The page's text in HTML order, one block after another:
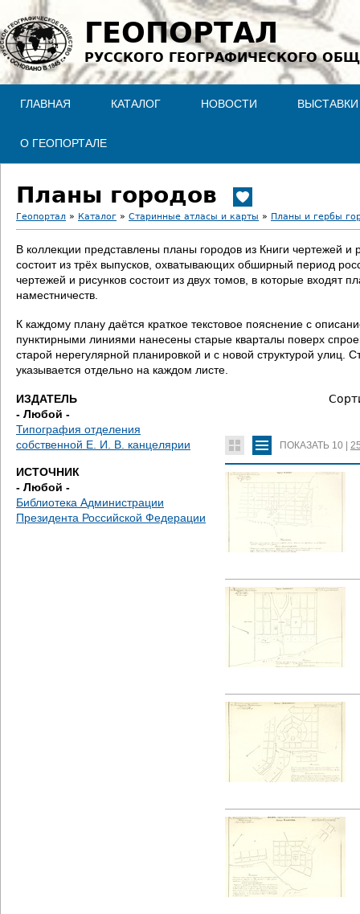
Jump to navigation
ГЕОПОРТАЛ
РУССКОГО ГЕОГРАФИЧЕСКОГО
ГЛАВНАЯ КАТАЛОГ НОВОСТИ ВЫСТАВКИ
О ГЕОПОРТАЛЕ
Планы городов
В
ы
д
е
с
ь
Геопортал » Каталог » Старинные атласы и карты » Планы и гербы
В коллекции представлены планы городов из Книги чертежей
состоит из трёх выпусков, охватывающих обширный период
чертежей и рисунков состоит из двух томов, в которые входят
наместничеств.
К каждому плану даётся краткое текстовое пояснение с
пунктирными линиями нанесены старые кварталы поверх
старой нерегулярной планировкой и с новой структурой
указывается отдельно на каждом листе.
ИЗДАТЕЛЬ
- Любой -
Типография отделения
собственной Е. И. В. канцелярии
ИСТОЧНИК
- Любой -
Библиотека Администрации
Президента Российской Федерации
ПОКАЗАТЬ 10 |